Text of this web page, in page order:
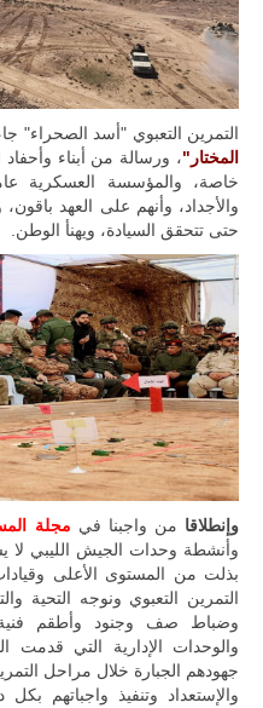
التمرين التعبوي "أسد الصحراء"
المختار"، ورسالة من أبناء
خاصة، والمؤسسة العسكرية
والأجداد، وأنهم على العهد
حتى تتحقق السيادة، ويهنأ الوطن.
وإنطلاقا من واجبنا في مجلة
وأنشطة وحدات الجيش الليبي لا
بذلت من المستوى الأعلى
التمرين التعبوي ونوجه التحية
وضباط صف وجنود وأطقم فنية
والوحدات الإدارية التي قدمت
جهودهم الجبارة خلال مراحل
والإستعداد وتنفيذ واجباتهم